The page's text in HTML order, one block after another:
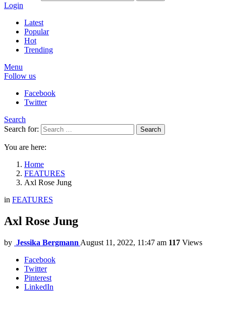
Login
Latest
Popular
Hot
Trending
Menu
Follow us
Facebook
Twitter
Search
Search for:
Search
You are here:
Home
FEATURES
Axl Rose Jung
in FEATURES
Axl Rose Jung
by Jessika Bergmann August 11, 2022, 11:47 am 117 Views
Facebook
Twitter
Pinterest
LinkedIn